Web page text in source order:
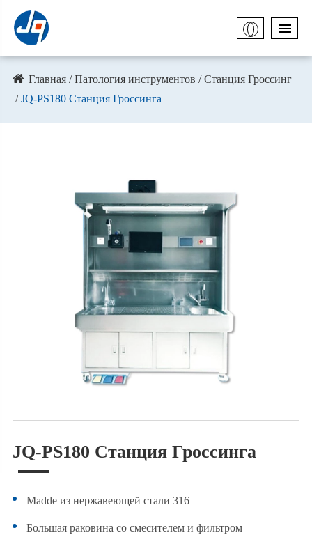
Главная Патология инструментов
Станция Гроссинг
JQ-PS180 Станция Гроссинга
JQ-PS180 Станция Гроссинга
Madde из нержавеющей стали 316
Большая раковина со смесителем и фильтром